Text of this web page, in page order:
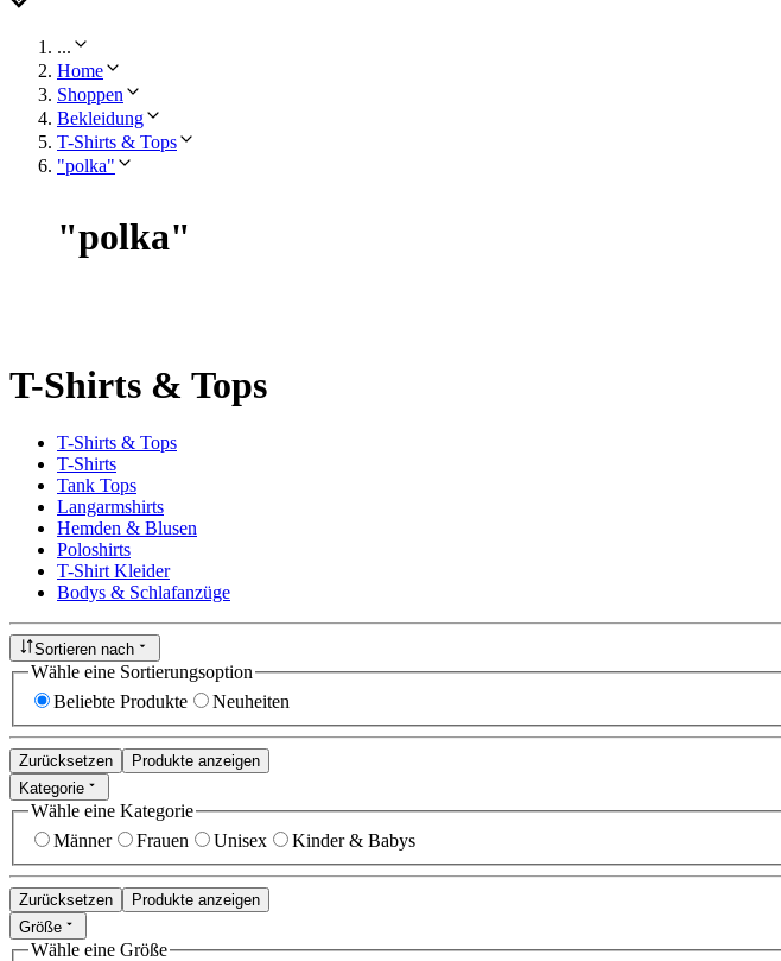
...
Home
Shoppen
Bekleidung
T-Shirts & Tops
"polka"
"polka"
T-Shirts & Tops
T-Shirts & Tops
T-Shirts
Tank Tops
Langarmshirts
Hemden & Blusen
Poloshirts
T-Shirt Kleider
Bodys & Schlafanzüge
Sortieren nach
Wähle eine Sortierungsoption
Beliebte Produkte
Neuheiten
Zurücksetzen
Produkte anzeigen
Kategorie
Wähle eine Kategorie
Männer
Frauen Unisex Kinder & Babys
Zurücksetzen
Produkte anzeigen
Größe
Wähle eine Größe